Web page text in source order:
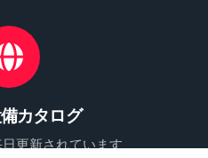
カタログ
更新されています